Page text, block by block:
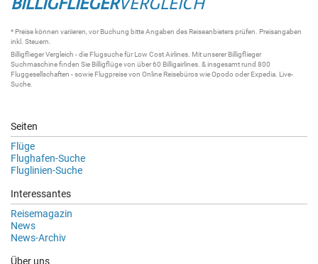
* Preise können variieren, vor Buchung bitte Angaben des Reiseanbieters prüfen. Preisangaben
inkl. Steuern.
BilligfliegerVergleich - die Flugsuchefür Low Cost Airlines. Mit unsererBilligflieger
Suchmaschinefinden Sie Billigflügevon über 60 Billigairlines . & insgesamt rund 800
Fluggesellschaften - sowie Flugpreise von Online Reisebüros wie Opodo oder Expedia. Live-
Suche
Seiten
Flüge
Flughafen-Suche
Fluglinien-Suche
Interessantes
Reisemagazin
News
News-Archiv
Über uns